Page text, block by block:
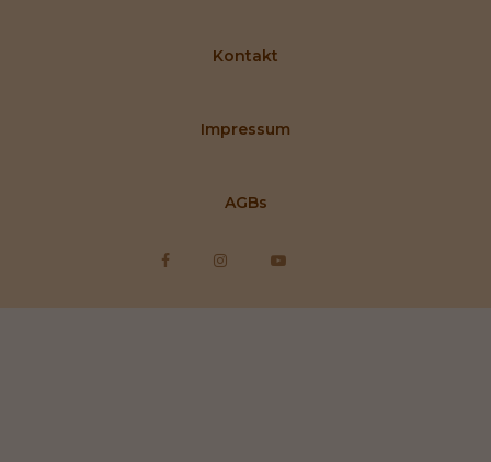
Kontakt
Impressum
AGBs